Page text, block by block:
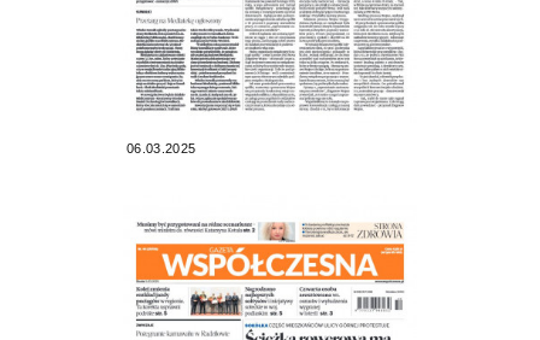
06.03.2025